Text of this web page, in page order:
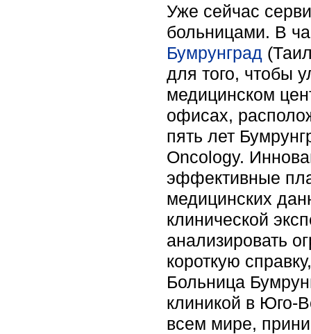
Уже сейчас
больницами. В
Бумрунград
для того, чтобы
медицинском
офисах,
пять лет
Oncology.
эффективные
медицинских
клинической
анализировать
короткую
Больница
клиникой в Юго-
всем мире,